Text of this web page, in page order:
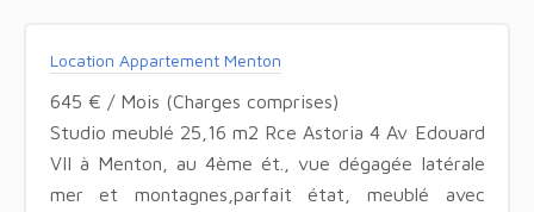
Location Appartement Menton
645 € / Mois (Charges comprises)
Studio meublé 25,16 m2 Rce Astoria 4 Av Edouard
VII à Menton, au 4ème ét., vue dégagée latérale
mer et montagnes,parfait état, meublé avec